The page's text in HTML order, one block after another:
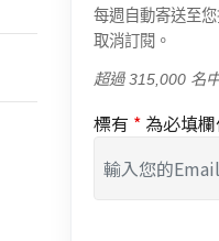
每週自動寄送至
取消訂閱。
超過 315,000 名
標有 * 為必填